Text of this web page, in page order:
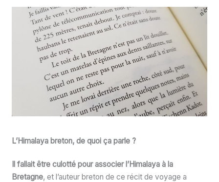
L’Himalaya breton, de quoi ça parle ?
Il fallait être culotté pour associer l’Himalaya à la
Bretagne, et l’auteur breton de ce récit de voyage a